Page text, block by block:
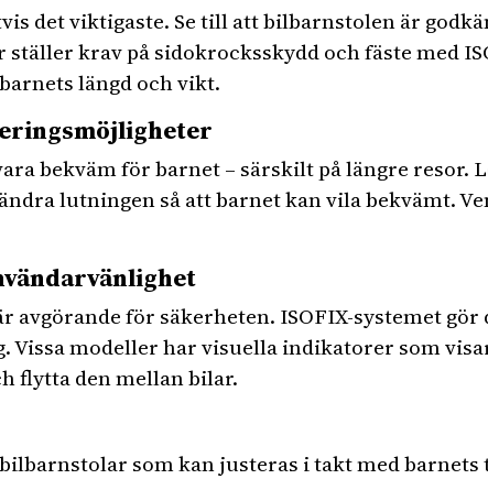
det viktigaste. Se till att bilbarnstolen är
ställer krav på sidokrocksskydd och fäste
längd och vikt.
bekväm för barnet – särskilt på längre
lutningen så att barnet kan vila bekvämt.
avgörande för säkerheten. ISOFIX-systemet
modeller har visuella indikatorer som
flytta den mellan bilar.
som kan justeras i takt med